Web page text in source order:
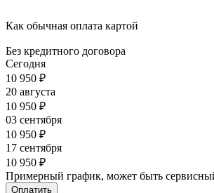
Как обычная оплата картой
Без кредитного договора
Сегодня
10 950 ₽
20 августа
10 950 ₽
03 сентября
10 950 ₽
17 сентября
10 950 ₽
Примерный график, может быть
Оплатить